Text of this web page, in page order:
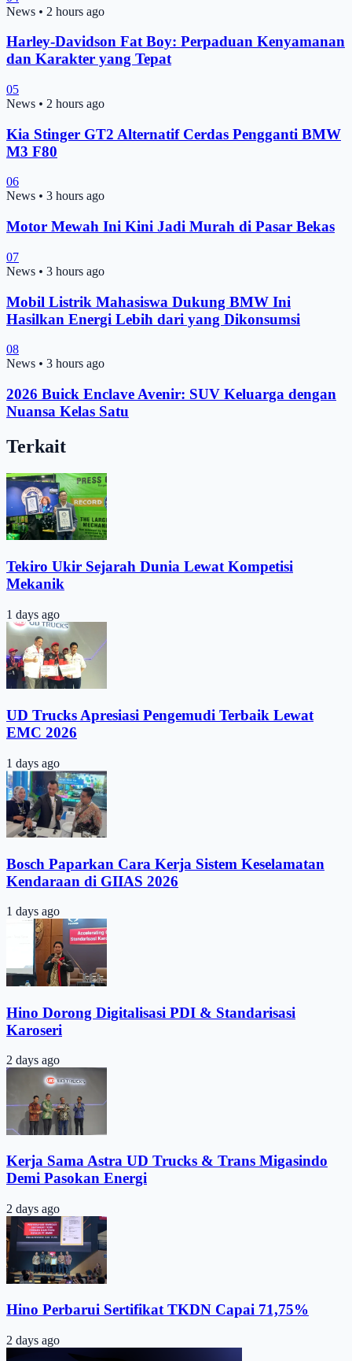
News • 2 hours ago
Harley-Davidson Fat Boy: Perpaduan Kenyamanan
dan Karakter yang Tepat
05
News • 2 hours ago
Kia Stinger GT2 Alternatif Cerdas Pengganti BMW
M3 F80
06
News • 3 hours ago
Motor Mewah Ini Kini Jadi Murah di Pasar Bekas
07
News • 3 hours ago
Mobil Listrik Mahasiswa Dukung BMW Ini
Hasilkan Energi Lebih dari yang Dikonsumsi
08
News • 3 hours ago
2026 Buick Enclave Avenir: SUV Keluarga dengan
Nuansa Kelas Satu
Terkait
Tekiro Ukir Sejarah Dunia Lewat Kompetisi
Mekanik
1 days ago
UD Trucks Apresiasi Pengemudi Terbaik Lewat
EMC 2026
1 days ago
Bosch Paparkan Cara Kerja Sistem Keselamatan
Kendaraan di GIIAS 2026
1 days ago
Hino Dorong Digitalisasi PDI & Standarisasi
Karoseri
2 days ago
Kerja Sama Astra UD Trucks & Trans Migasindo
Demi Pasokan Energi
2 days ago
Hino Perbarui Sertifikat TKDN Capai 71,75%
2 days ago